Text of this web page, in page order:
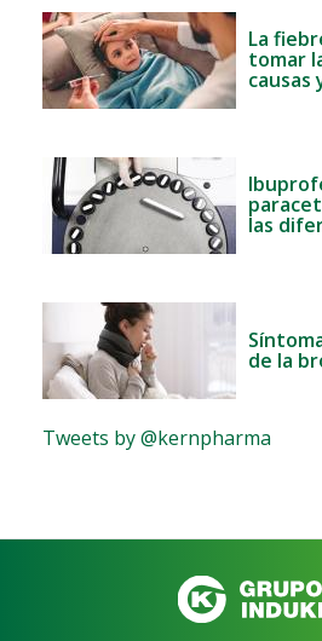
La
tomar
las
de la
Tweets by @kernpharma